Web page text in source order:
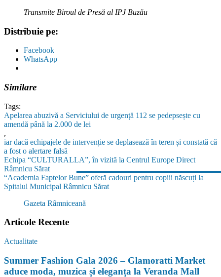
Transmite Biroul de Presă al IPJ Buzău
Distribuie pe:
Facebook
WhatsApp
Similare
Tags:
Apelarea abuzivă a Serviciului de urgență 112 se pedepsește cu
amendă până la 2.000 de lei
,
iar dacă echipajele de intervenție se deplasează în teren și constată că
a fost o alertare falsă
Navigare
în
articole
Echipa “CULTURALLA”, în vizită la Centrul Europe Direct
Râmnicu Sărat
“Academia Faptelor Bune” oferă cadouri pentru copiii născuți la
Spitalul Municipal Râmnicu Sărat
Gazeta Râmniceană
Articole Recente
Actualitate
Summer Fashion Gala 2026 – Glamoratti Market
aduce moda, muzica și eleganța la Veranda Mall